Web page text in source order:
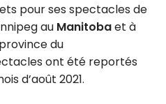
pour ses spectacles de
au Manitobaet à
du
ont été reportés
d’août 2021.